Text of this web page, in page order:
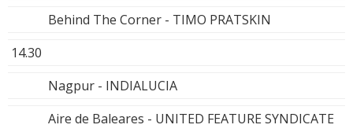
Behind The Corner - TIMO PRATSKIN
14.30
Nagpur - INDIALUCIA
Aire de Baleares - UNITED FEATURE SYNDICATE